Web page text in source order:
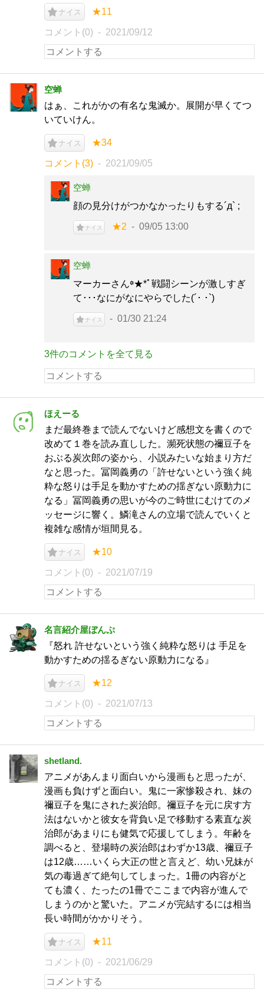
ナイス ★11
コメント(0) 2021/09/12
空蝉
はぁ、これがかの有名な鬼滅か。展開が早くてつ
いていけん。
ナイス ★34
コメント(3) 2021/09/05
空蝉
顔の見分けがつかなかったりもする´д` ;
ナイス ★2 09/05 13:00
空蝉
マーカーさん꙳★*ﾟ戦闘シーンが激しすぎ
て･･･なにがなにやらでした(´･ ･`)
ナイス 01/30 21:24
3件のコメントを全て見る
ほえーる
まだ最終巻まで読んでないけど感想文を書くので
改めて１巻を読み直しした。瀕死状態の禰豆子を
おぶる炭次郎の姿から、小説みたいな始まり方だ
なと思った。冨岡義勇の「許せないという強く純
粋な怒りは手足を動かすための揺ぎない原動力に
なる」冨岡義勇の思いが今のご時世にむけてのメ
ッセージに響く。鱗滝さんの立場で読んでいくと
複雑な感情が垣間見る。
ナイス ★10
コメント(0) 2021/07/19
名言紹介屋ぼんぷ
『怒れ 許せないという強く純粋な怒りは 手足を
動かすための揺るぎない原動力になる』
ナイス ★12
コメント(0) 2021/07/13
shetland.
アニメがあんまり面白いから漫画もと思ったが、
漫画も負けずと面白い。鬼に一家惨殺され、妹の
禰豆子を鬼にされた炭治郎。禰豆子を元に戻す方
法はないかと彼女を背負い足で移動する素直な炭
治郎があまりにも健気で応援してしまう。年齢を
調べると、登場時の炭治郎はわずか13歳、禰豆子
は12歳……いくら大正の世と言えど、幼い兄妹が
気の毒過ぎて絶句してしまった。1冊の内容がと
ても濃く、たったの1冊でここまで内容が進んで
しまうのかと驚いた。アニメが完結するには相当
長い時間がかかりそう。
ナイス ★11
コメント(0) 2021/06/29